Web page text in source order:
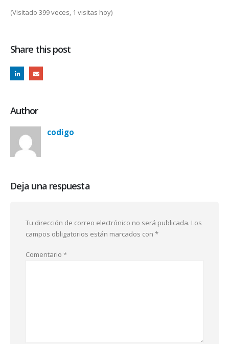
(Visitado 399 veces, 1 visitas hoy)
Share this post
Author
codigo
Deja una respuesta
Tu dirección de correo electrónico no será publicada. Los
campos obligatorios están marcados con *
Comentario *